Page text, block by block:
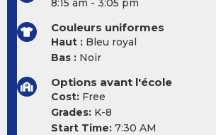
Couleurs uniformes
Haut : Bleu royal
Bas : Noir
Options avant l'école
Cost: Free
Grades: K-8
Start Time: 7:30 AM